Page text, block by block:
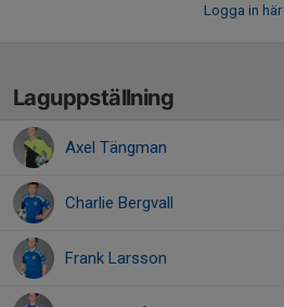
Logga in här
Laguppställning
Axel Tängman
Charlie Bergvall
Frank Larsson